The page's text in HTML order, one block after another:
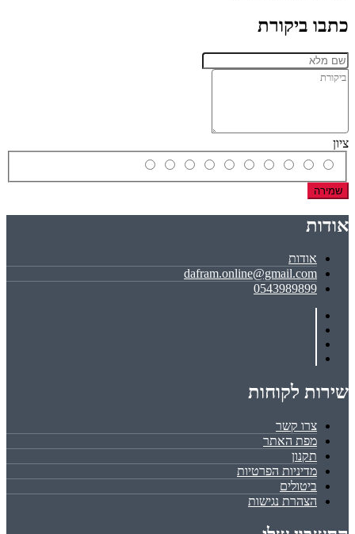
כתבו ביקורת
ציון
שמירה
אודות
אודות
dafram.online@gmail.com
0543989899
שירות לקוחות
צרו קשר
מפת האתר
תקנון
מדיניות הפרטיות
ביטולים
הצהרת נגישות